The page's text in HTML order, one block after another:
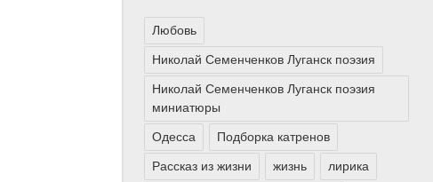
Любовь
Николай Семенченков Луганск поэзия
Николай Семенченков Луганск поэзия
миниатюры
Одесса Подборка катренов
Рассказ из жизни жизнь лирика